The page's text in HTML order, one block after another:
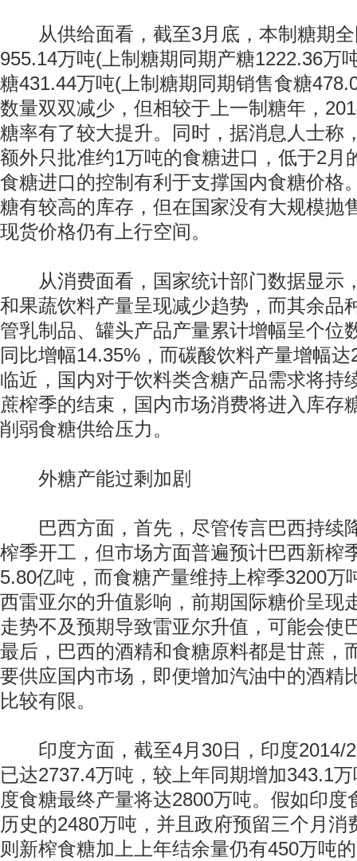
从供给面看，截至3月底，本制糖期全
955.14万吨(上制糖期同期产糖1222.36万
糖431.44万吨(上制糖期同期销售食糖
数量双双减少，但相较于上一制糖年，
糖率有了较大提升。同时，据消息人士称
额外只批准约1万吨的食糖进口，低于2月
食糖进口的控制有利于支撑国内食糖价格
糖有较高的库存，但在国家没有大规模抛
现货价格仍有上行空间。
从消费面看，国家统计部门数据显示
和果蔬饮料产量呈现减少趋势，而其余品
管乳制品、罐头产品产量累计增幅呈个位
同比增幅14.35%，而碳酸饮料产量增幅
临近，国内对于饮料类含糖产品需求将持
蔗榨季的结束，国内市场消费将进入库存
削弱食糖供给压力。
外糖产能过剩加剧
巴西方面，首先，尽管传言巴西持续
榨季开工，但市场方面普遍预计巴西新榨
5.80亿吨，而食糖产量维持上榨季3200万
西雷亚尔的升值影响，前期国际糖价呈现
走势不及预期导致雷亚尔升值，可能会使
最后，巴西的酒精和食糖原料都是甘蔗，
要供应国内市场，即便增加汽油中的酒精
比较有限。
印度方面，截至4月30日，印度2014/
已达2737.4万吨，较上年同期增加343.1
度食糖最终产量将达2800万吨。假如印度
历史的2480万吨，并且政府预留三个月消
则新榨食糖加上上年结余量仍有450万吨
动物系恋人啊 | 钟欣潼体验爱情哲学 南